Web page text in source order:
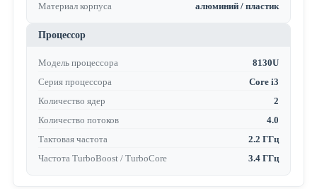
Материал корпуса
алюминий / пластик
Процессор
Модель процессора
8130U
Серия процессора
Core i3
Количество ядер
2
Количество потоков
4.0
Тактовая частота
2.2 ГГц
Частота TurboBoost / TurboCore
3.4 ГГц